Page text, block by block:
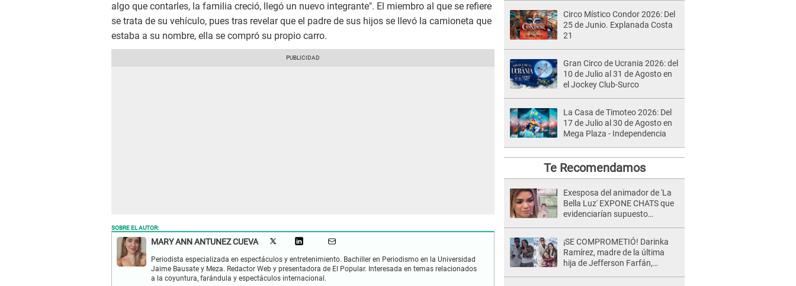
algo que contarles, la familia creció, llegó un nuevo integrante". El miembro al que se refiere
se trata de su vehículo, pues tras revelar que el padre de sus hijos se llevó la camioneta que
estaba a su nombre, ella se compró su propio carro.
SOBRE EL AUTOR:
MARY ANN ANTUNEZ CUEVA
Periodista especializada en espectáculos y entretenimiento. Bachiller en Periodismo en la Universidad
Jaime Bausate y Meza. Redactor Web y presentadora de El Popular. Interesada en temas relacionados
a la coyuntura, farándula y espectáculos internacional.
Circo Místico Condor 2026: Del
25 de Junio. Explanada Costa
21
Gran Circo de Ucrania 2026: del
10 de Julio al 31 de Agosto en
el Jockey Club-Surco
La Casa de Timoteo 2026: Del
17 de Julio al 30 de Agosto en
Mega Plaza - Independencia
Te Recomendamos
Exesposa del animador de 'La
Bella Luz' EXPONE CHATS que
evidenciarían supuesto
Saldaña, pese a tener pareja
¡SE COMPROMETIÓ! Darinka
Ramírez, madre de la última
hija de Jefferson Farfán,